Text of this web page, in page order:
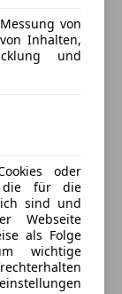
an der
von
Inhalten,
und
oder
die für die
sind und
Webseite
als Folge
wichtige